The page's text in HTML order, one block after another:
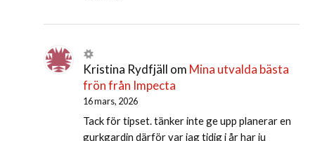
Kristina Rydfjäll om Mina utvalda bästa
frön från Impecta
16 mars, 2026
Tack för tipset. tänker inte ge upp planerar en
gurkgardin därför var jag tidig i år har ju